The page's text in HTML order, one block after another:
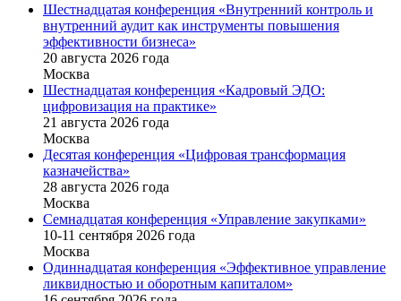
Шестнадцатая конференция «Внутренний контроль и
внутренний аудит как инструменты повышения
эффективности бизнеса»
20 августа 2026 года
Москва
Шестнадцатая конференция «Кадровый ЭДО:
цифровизация на практике»
21 августа 2026 года
Москва
Десятая конференция «Цифровая трансформация
казначейства»
28 августа 2026 года
Москва
Семнадцатая конференция «Управление закупками»
10-11 сентября 2026 года
Москва
Одиннадцатая конференция «Эффективное управление
ликвидностью и оборотным капиталом»